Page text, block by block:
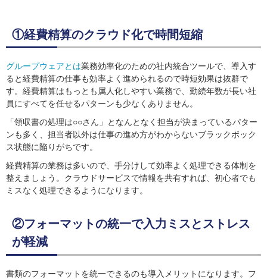
①経費精算のクラウド化で時間短縮
グループウェアとは業務効率化のための社内統合ツールで、導入す
ると経費精算の仕事も効率よく進められるので時短効果は抜群で
す。経費精算はもっとも属人化しやすい業務で、勤続年数が長い社
員にすべてを任せるパターンも少なくありません。
「領収書の処理は○○さん」となんとなく担当が決まっているパター
ンも多く、担当者以外は仕事の進め方がわからないブラックボック
ス状態に陥りがちです。
経費精算の業務は多いので、手分けして効率よく処理できる体制を
整えましょう。クラウドサービスで情報を共有すれば、初心者でも
ミスなく処理できるようになります。
②フォーマットの統一で入力ミスとストレス
が軽減
書類のフォーマットを統一できるのも導入メリットになります。フ